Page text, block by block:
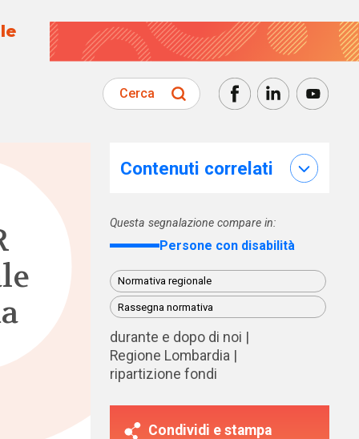
Cerca
Contenuti correlati
Questa segnalazione compare in:
Persone con disabilità
Normativa regionale
Rassegna normativa
durante e dopo di noi
Regione Lombardia
ripartizione fondi
Condividi e stampa